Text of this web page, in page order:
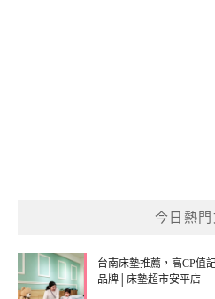
今日熱門
台南床墊推薦，高CP值
品牌│床墊超市安平店